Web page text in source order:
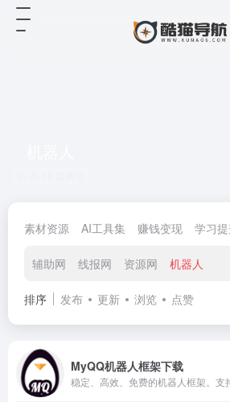
素材资源 AI工具集 赚钱变现 学习
辅助网 线报网 资源网 机器人
排序 发布 更新 浏览 点赞
MyQQ机器人框架下载